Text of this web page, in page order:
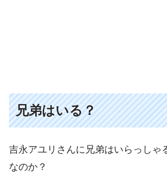
兄弟はいる？
吉永アユリさんに兄弟はいらっしゃ
なのか？